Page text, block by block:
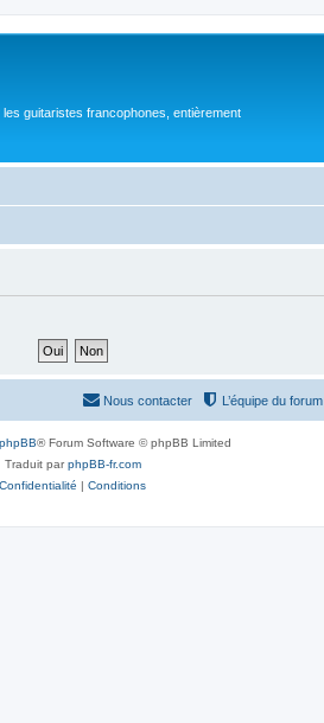
guitaristes francophones, entièrement
L’équipe du forum
Nous contacter
phpBB® Forum Software © phpBB Limited
Traduit parphpBB-fr.com
Confidentialité | Conditions